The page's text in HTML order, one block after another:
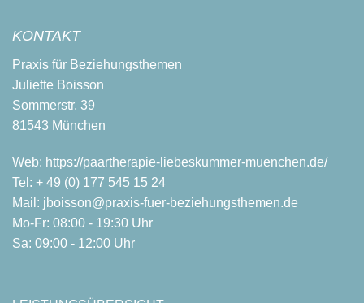
KONTAKT
Praxis für Beziehungsthemen
Juliette Boisson
Sommerstr. 39
81543 München
Web: https://paartherapie-liebeskummer-muenchen.de/
Tel: + 49 (0) 177 545 15 24
Mail: jboisson@praxis-fuer-beziehungsthemen.de
Mo-Fr: 08:00 - 19:30 Uhr
Sa: 09:00 - 12:00 Uhr